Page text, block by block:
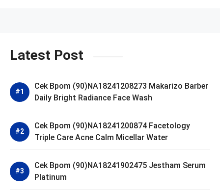
Latest Post
Cek Bpom (90)NA18241208273 Makarizo Barber
Daily Bright Radiance Face Wash
Cek Bpom (90)NA18241200874 Facetology
Triple Care Acne Calm Micellar Water
Cek Bpom (90)NA18241902475 Jestham Serum
Platinum